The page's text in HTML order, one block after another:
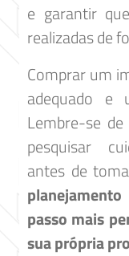
e garantir
realizadas de
Comprar um
adequado e
Lembre-se
pesquisar
antes de
passo mais
sua própria